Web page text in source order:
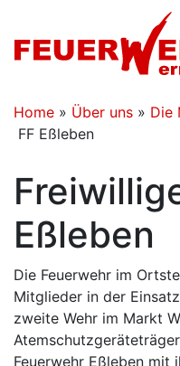
Home » Über uns » Die
FF Eßleben
Eßleben
Die Feuerwehr im
Mitglieder in der
zweite Wehr im Markt
Feuerwehr Eßleben mit